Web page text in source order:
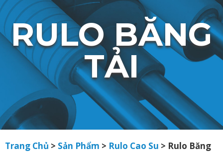
RULO BĂNG
TẢI
Trang Chủ > Sản Phẩm > Rulo Cao Su > Rulo Băng